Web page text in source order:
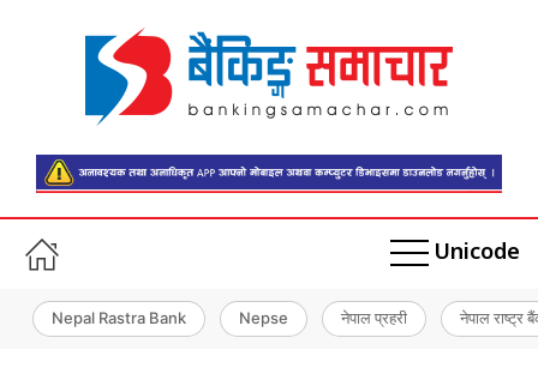
Unicode
Nepal Rastra Bank Nepse नेपाल प्रहरी नेपाल राष्ट्र